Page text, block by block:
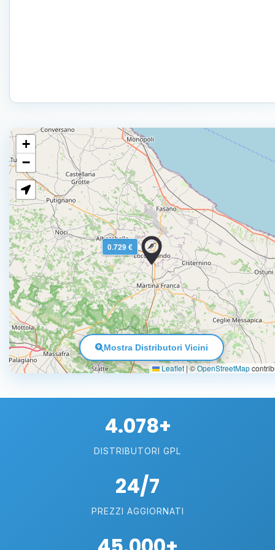
0.729 €
+
−
Leaflet |©OpenStreetMap
Mostra Distributori Vicini
4.078+
DISTRIBUTORI GPL
24/7
PREZZI AGGIORNATI